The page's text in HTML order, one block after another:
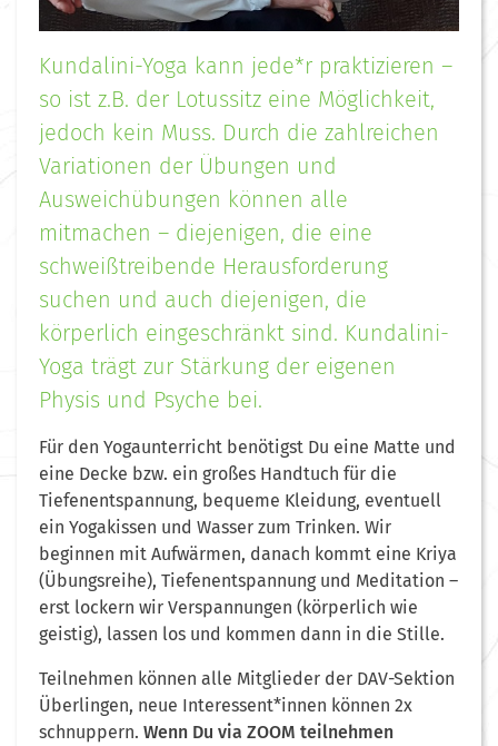
Kundalini-Yoga kann jede*r praktizieren –
so ist z.B. der Lotussitz eine Möglichkeit,
jedoch kein Muss. Durch die zahlreichen
Variationen der Übungen und
Ausweichübungen können alle
mitmachen – diejenigen, die eine
schweißtreibende Herausforderung
suchen und auch diejenigen, die
körperlich eingeschränkt sind. Kundalini-
Yoga trägt zur Stärkung der eigenen
Physis und Psyche bei.
Für den Yogaunterricht benötigst Du eine Matte und
eine Decke bzw. ein großes Handtuch für die
Tiefenentspannung, bequeme Kleidung, eventuell
ein Yogakissen und Wasser zum Trinken. Wir
beginnen mit Aufwärmen, danach kommt eine Kriya
(Übungsreihe), Tiefenentspannung und Meditation –
erst lockern wir Verspannungen (körperlich wie
geistig), lassen los und kommen dann in die Stille.
Teilnehmen können alle Mitglieder der DAV-Sektion
Überlingen, neue Interessent*innen können 2x
schnuppern. Wenn Du via ZOOM teilnehmen